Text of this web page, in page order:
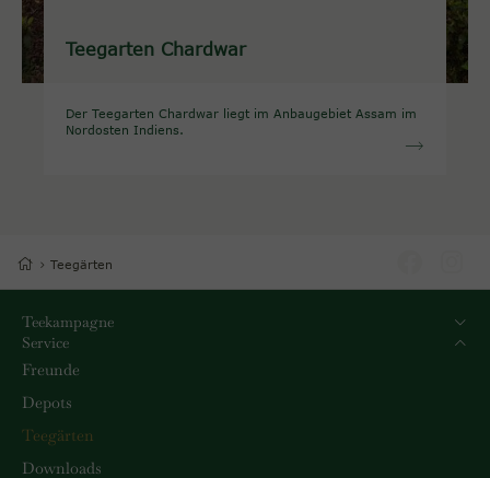
Teegarten Chardwar
Der Teegarten Chardwar liegt im Anbaugebiet Assam im
Nordosten Indiens.
Teegärten
Teekampagne
Service
Freunde
Depots
Teegärten
Downloads